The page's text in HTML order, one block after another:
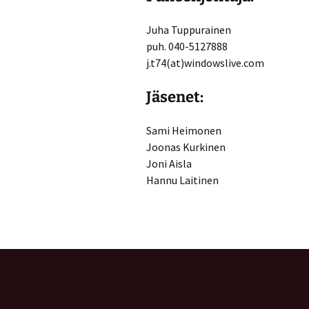
Juha Tuppurainen
puh. 040-5127888
j.t74(at)windowslive.com
Jäsenet:
Sami Heimonen
Joonas Kurkinen
Joni Aisla
Hannu Laitinen